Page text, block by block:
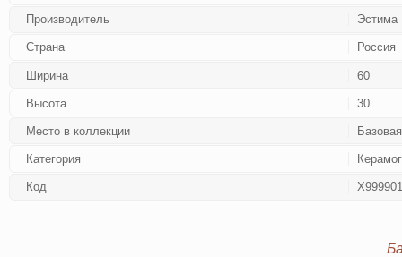
Производитель Эстима
Страна Россия
Ширина 60
Высота 30
Место в коллекции
Категория
Код